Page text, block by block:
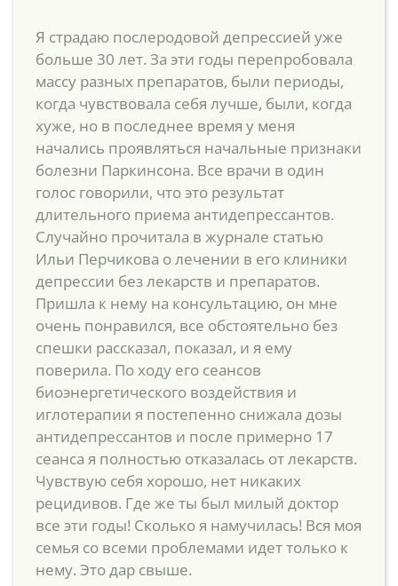
Я страдаю послеродовой депрессией уже
больше 30 лет. За эти годы перепробовала
массу разных препаратов, были периоды,
когда чувствовала себя лучше, были, когда
хуже, но в последнее время у меня
начались проявляться начальные признаки
болезни Паркинсона. Все врачи в один
голос говорили, что это результат
длительного приема антидепрессантов.
Случайно прочитала в журнале статью
Ильи Перчикова о лечении в его клиники
депрессии без лекарств и препаратов.
Пришла к нему на консультацию, он мне
очень понравился, все обстоятельно без
спешки рассказал, показал, и я ему
поверила. По ходу его сеансов
биоэнергетического воздействия и
иглотерапии я постепенно снижала дозы
антидепрессантов и после примерно 17
сеанса я полностью отказалась от лекарств.
Чувствую себя хорошо, нет никаких
рецидивов. Где же ты был милый доктор
все эти годы! Сколько я намучилась! Вся моя
семья со всеми проблемами идет только к
нему. Это дар свыше.